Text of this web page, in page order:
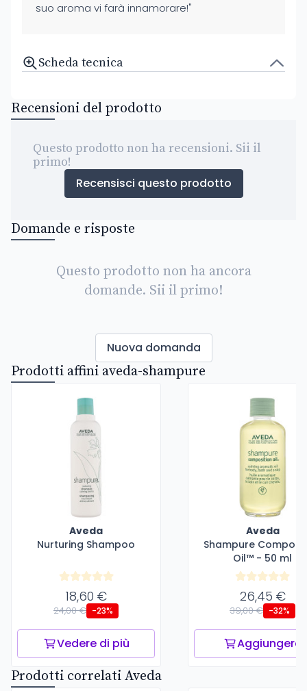
suo aroma vi farà innamorare!"
Scheda tecnica
Recensioni del prodotto
Questo prodotto non ha recensioni. Sii il
primo!
Recensisci questo prodotto
Domande e risposte
Questo prodotto non ha ancora
domande. Sii il primo!
Nuova domanda
Prodotti affini aveda-shampure
Aveda
Nurturing Shampoo
18,60 €
24,00 € -23%
Vedere di più
Aveda
Shampure
Oil™ - 50 ml
26,45 €
39,00 € -32%
Aggiungere
Prodotti correlati Aveda